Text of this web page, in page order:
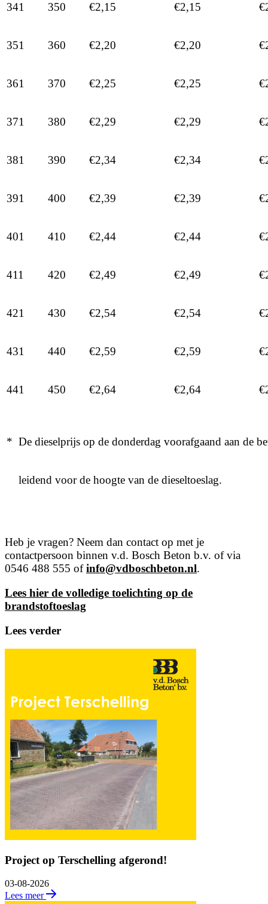
341 350 €2,15 €2,15
351 360 €2,20 €2,20
361 370 €2,25 €2,25
371 380 €2,29 €2,29
381 390 €2,34 €2,34
391 400 €2,39 €2,39
401 410 €2,44 €2,44
411 420 €2,49 €2,49
421 430 €2,54 €2,54
431 440 €2,59 €2,59
441 450 €2,64 €2,64
* De dieselprijs op de donderdag voorafgaand aan de
leidend voor de hoogte van de dieseltoeslag.
Heb je vragen? Neem dan contact op met je
contactpersoon binnen v.d. Bosch Beton b.v. of via
0546 488 555 ofinfo@vdboschbeton.nl.
Lees hier de volledige toelichting op de
brandstoftoeslag
Lees verder
Project op Terschelling afgerond!
03-08-2026
Lees meer